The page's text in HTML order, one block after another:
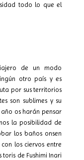
todo lo que el
de un modo
otro país y es
por sus territorios
son sublimes y su
os harán pensar
la posibilidad de
los baños onsen
los ciervos entre
de Fushimi Inari